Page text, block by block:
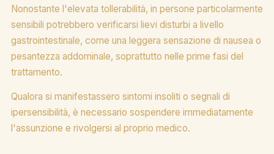
Nonostante l'elevata tollerabilità, in persone particolarmente
sensibili potrebbero verificarsi lievi disturbi a livello
gastrointestinale, come una leggera sensazione di nausea o
pesantezza addominale, soprattutto nelle prime fasi del
trattamento.
Qualora si manifestassero sintomi insoliti o segnali di
ipersensibilità, è necessario sospendere immediatamente
l'assunzione e rivolgersi al proprio medico.